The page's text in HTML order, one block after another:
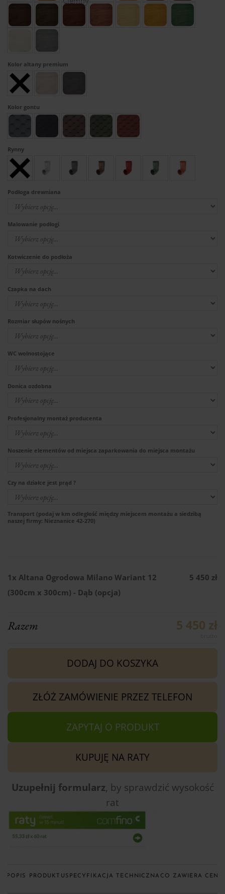
Kolor altany premium
Kolor gontu
Rynny
Podłoga drewniana
Malowanie podłogi
Kotwiczenie do podłoża
Czapka na dach
Rozmiar słupów nośnych
WC wolnostojące
Donica ozdobna
Profesjonalny montaż producenta
Noszenie elementów od miejsca zaparkowania do miejsca montażu
Czy na działce jest prąd ?
Transport (podaj w km odległość między miejscem montażu a siedzibą
naszej firmy: Nieznanice 42-270)
1x Altana Ogrodowa Milano Wariant 12
(300cm x 300cm) - Dąb (opcja)
5 450 zł
Razem 5 450 zł
DODAJ DO KOSZYKA
ZŁÓŻ ZAMÓWIENIE PRZEZ TELEFON
ZAPYTAJ O PRODUKT
KUPUJĘ NA RATY
Uzupełnij formularz, by sprawdzić wysokość
rat
OPIS PRODUKTU SPECYFIKACJA TECHNICZNA CO ZAWIERA